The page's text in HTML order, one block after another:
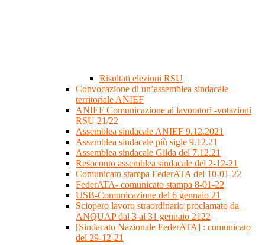
Risultati elezioni RSU
Convocazione di un’assemblea sindacale
territoriale ANIEF
ANIEF Comunicazione ai lavoratori -votazioni
RSU 21/22
Assemblea sindacale ANIEF 9.12.2021
Assemblea sindacale più sigle 9.12.21
Assemblea sindacale Gilda del 7.12.21
Resoconto assemblea sindacale del 2-12-21
Comunicato stampa FederATA del 10-01-22
FederATA- comunicato stampa 8-01-22
USB-Comunicazione del 6 gennaio 21
Sciopero lavoro straordinario proclamato da
ANQUAP dal 3 al 31 gennaio 2122
[Sindacato Nazionale FederATA] : comunicato
del 29-12-21